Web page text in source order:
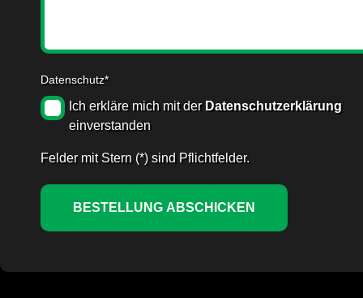
Datenschutz*
Ich erkläre mich mit der Datenschutzerklärung
einverstanden
Felder mit Stern (*) sind Pflichtfelder.
BESTELLUNG ABSCHICKEN